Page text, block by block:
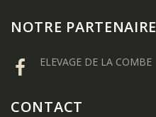
NOTRE PARTENAIRE
ELEVAGE DE LA COMBE
CONTACT